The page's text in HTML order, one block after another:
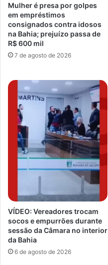
Mulher é presa por golpes
em empréstimos
consignados contra idosos
na Bahia; prejuízo passa de
R$ 600 mil
7 de agosto de 2026
VÍDEO: Vereadores trocam
socos e empurrões durante
sessão da Câmara no interior
da Bahia
6 de agosto de 2026